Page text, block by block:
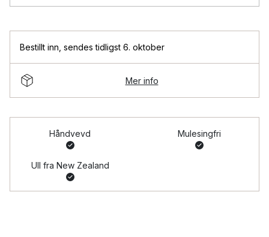
Bestillt inn sendes tidligst 6. oktober
Mer info
Håndvevd Mulesingfri
Ull fra New Zealand